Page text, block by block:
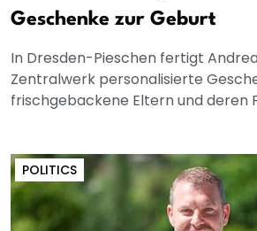
Geschenke zur Geburt
In Dresden-Pieschen fertigt
Zentralwerk personalisierte
frischgebackene Eltern und deren
POLITICS